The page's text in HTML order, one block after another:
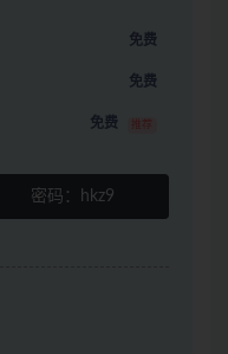
免费
免费
免费 推荐
密码： hkz9